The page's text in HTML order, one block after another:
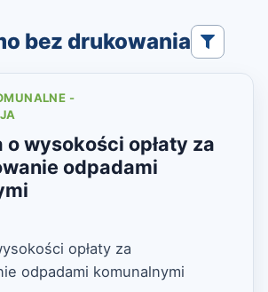
bez drukowania
-
wysokości opłaty za
odpadami
opłaty za
odpadami komunalnymi